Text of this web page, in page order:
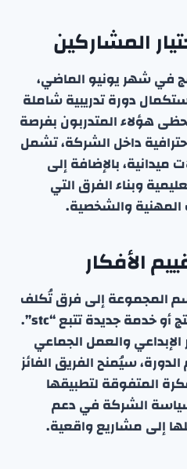
المشاركين
في شهر يونيو الماضي،
دورة تدريبية شاملة
هؤلاء المتدربون بفرصة
داخل الشركة، تشمل
بالإضافة إلى
وبناء الفرق التي
والشخصية.
الأفكار
المجموعة إلى فرق تُكلف
بتصميم فكرة مبتكرة لمنتج أو خدمة جديدة تتبع “stc”.
والعمل الجماعي
سيُمنح الفريق الفائز
المتفوقة لتطبيقها
الشركة في دعم
إلى مشاريع واقعية.